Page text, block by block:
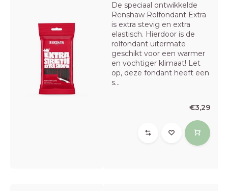
De speciaal ontwikkelde
Renshaw Rolfondant Extra
is extra stevig en extra
elastisch. Hierdoor is de
rolfondant uitermate
geschikt voor een warmer
en vochtiger klimaat! Let
op, deze fondant heeft een
s...
€3,29